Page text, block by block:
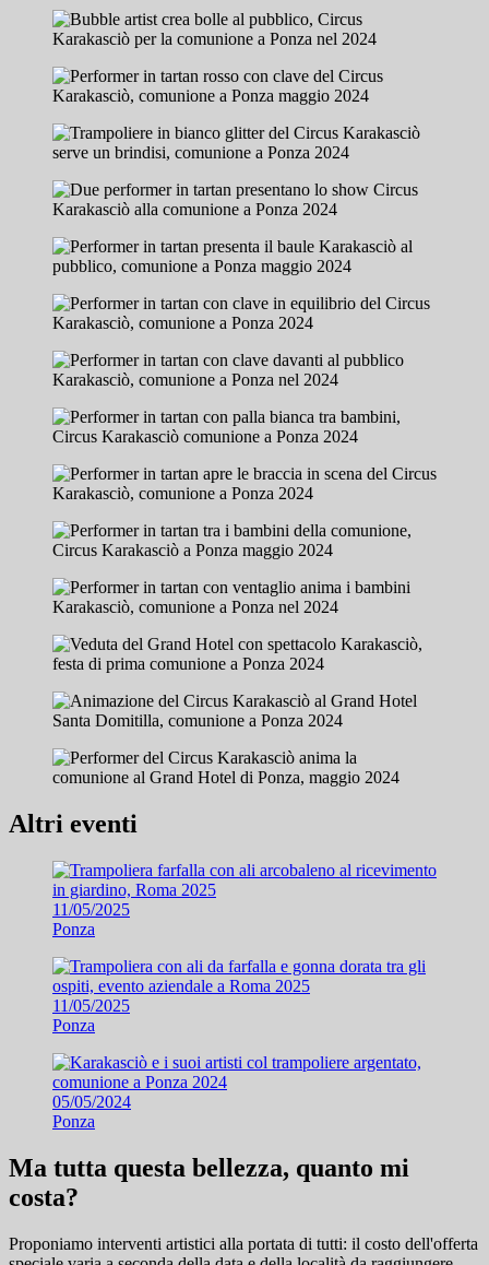
Altri eventi
11/05/2025
Ponza
11/05/2025
Ponza
05/05/2024
Ponza
Ma tutta questa bellezza, quanto mi
costa?
Proponiamo interventi artistici alla portata di tutti: il costo dell'offerta